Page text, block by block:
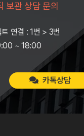
보관 상담 문의
연결 : 1번 > 3번
~ 18:00
카톡상담